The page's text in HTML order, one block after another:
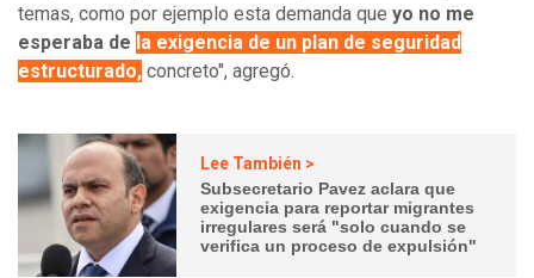
temas, como por ejemplo esta demanda que yo no me
esperaba de la exigencia de un plan de seguridad
estructurado, concreto", agregó.
Lee También >
Subsecretario Pavez aclara que
exigencia para reportar migrantes
irregulares será "solo cuando se
verifica un proceso de expulsión"